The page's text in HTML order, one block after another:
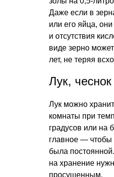
Даже если в
или его яйца,
и отсутствия
виде зерно
лет, не теряя
Лук, чеснок
Лук можно
комнаты при
градусов или на
главное — чтобы
была
на хранение
просушенным.